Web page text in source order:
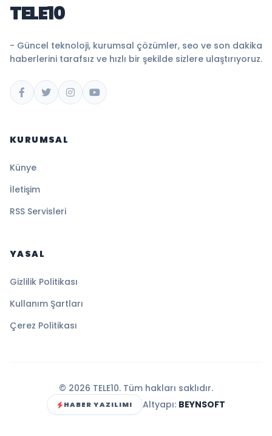
TELE10
- Güncel teknoloji, kurumsal çözümler, seo ve son dakika
haberlerini tarafsız ve hızlı bir şekilde sizlere ulaştırıyoruz.
KURUMSAL
Künye
İletişim
RSS Servisleri
YASAL
Gizlilik Politikası
Kullanım Şartları
Çerez Politikası
© 2026 TELE10. Tüm hakları saklıdır.
HABER YAZILIMI Altyapı: BEYNSOFT